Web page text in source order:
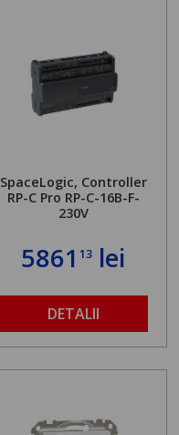
SpaceLogic, Controller
RP-C Pro RP-C-16B-F-
230V
586113 lei
DETALII